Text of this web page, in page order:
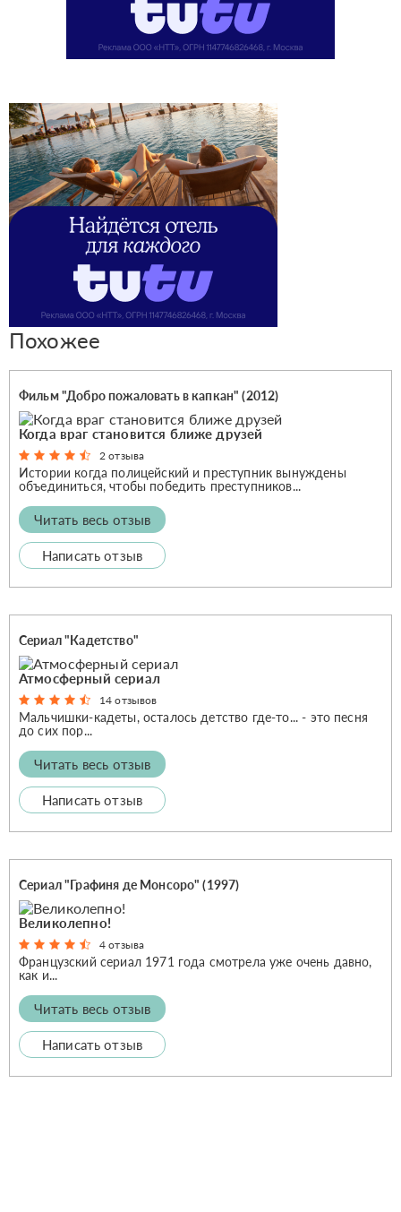
Похожее
Фильм "Добро пожаловать в капкан" (2012)
Когда враг становится ближе друзей
2 отзыва
Истории когда полицейский и преступник вынуждены
объединиться, чтобы победить преступников...
Читать весь отзыв
Написать отзыв
Сериал "Кадетство"
Атмосферный сериал
14 отзывов
Мальчишки-кадеты, осталось детство где-то... - это песня
до сих пор...
Читать весь отзыв
Написать отзыв
Сериал "Графиня де Монсоро" (1997)
Великолепно!
4 отзыва
Французский сериал 1971 года смотрела уже очень давно,
как и...
Читать весь отзыв
Написать отзыв